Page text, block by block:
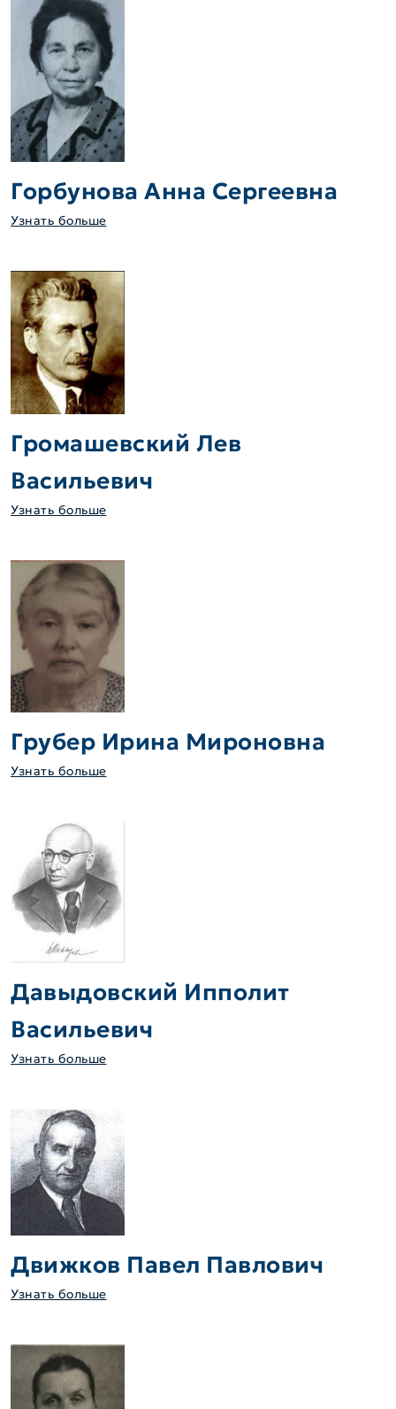
Горбунова Анна Сергеевна
Узнать больше
Громашевский Лев
Васильевич
Узнать больше
Грубер Ирина Мироновна
Узнать больше
Давыдовский Ипполит
Васильевич
Узнать больше
Движков Павел Павлович
Узнать больше